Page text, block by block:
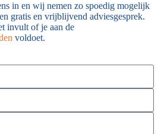
in en wij nemen zo spoedig mogelijk
gratis en vrijblijvend adviesgesprek.
invult of je aan de
voldoet.